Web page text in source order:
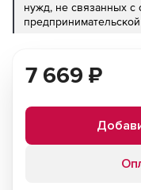
нужд, не связанных с
7 669 ₽